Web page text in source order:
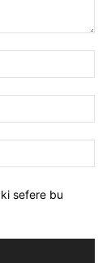
sefere bu